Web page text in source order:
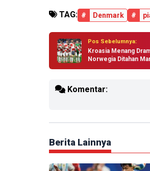
TAG: # Denmark #
Pos Sebelumnya:
Kroasia Menang
Norwegia Ditahan
Komentar:
Berita Lainnya